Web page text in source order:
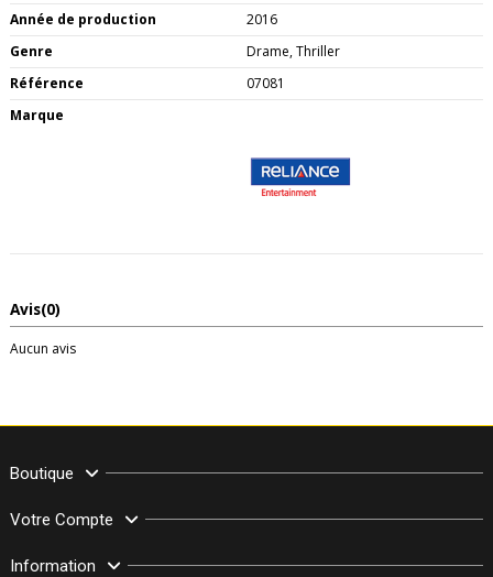
Année de production
2016
Genre
Drame, Thriller
Référence
07081
Marque
Avis(0)
Aucun avis
Boutique
Votre Compte
Information